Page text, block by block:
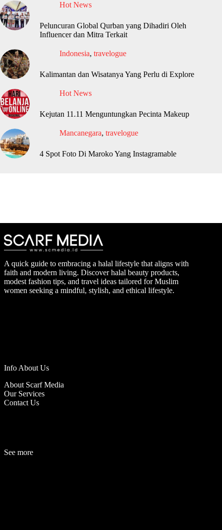
Hot News
Peluncuran Global Qurban yang Dihadiri Oleh
Influencer dan Mitra Terkait
Indonesia, travelogue
Kalimantan dan Wisatanya Yang Perlu di Explore
Hot News
Kejutan 11.11 Menguntungkan Pecinta Makeup
Mancanegara, travelogue
4 Spot Foto Di Maroko Yang Instagramable
A quick guide to embracing a halal lifestyle that aligns with
faith and modern living. Discover halal beauty products,
modest fashion tips, and travel ideas tailored for Muslim
women seeking a mindful, stylish, and ethical lifestyle.
Info About Us
About Scarf Media
Our Services
Contact Us
See more